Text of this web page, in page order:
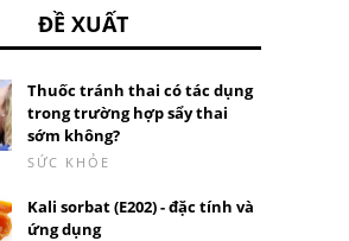
ĐỀ XUẤT
Thuốc tránh thai có tác dụng
trong trường hợp sẩy thai
sớm không?
SỨC KHỎE
Kali sorbat (E202) - đặc tính và
ứng dụng